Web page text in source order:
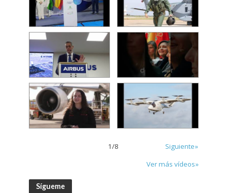
1/8
Siguiente»
Ver más vídeos»
Sígueme